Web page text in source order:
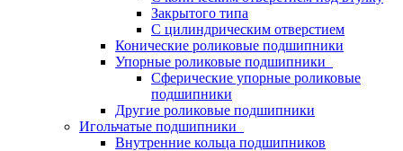
Закрытого типа
С цилиндрическим отверстием
Конические роликовые подшипники
Упорные роликовые подшипники
Сферические упорные роликовые
подшипники
Другие роликовые подшипники
Игольчатые подшипники
Внутренние кольца подшипников